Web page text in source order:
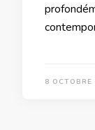
8 OCTOBRE